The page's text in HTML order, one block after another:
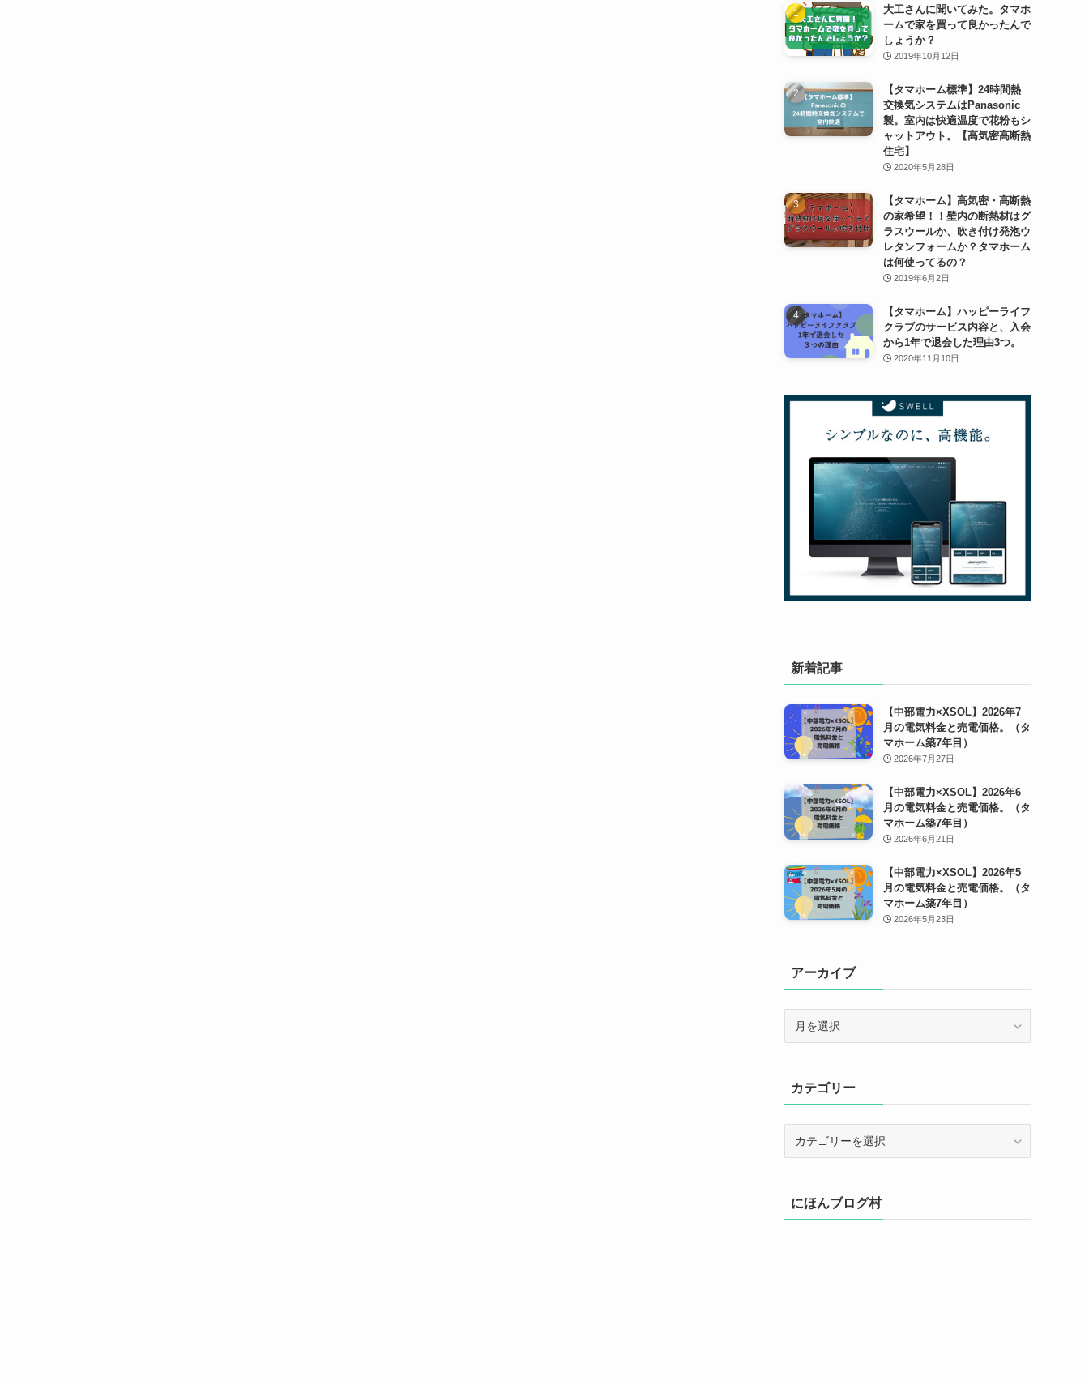
大工さんに聞いてみた。タマホ
ームで家を買って良かったんで
しょうか？
2019年10月12日
【タマホーム標準】24時間熱
交換気システムはPanasonic
製。室内は快適温度で花粉もシ
ャットアウト。【高気密高断熱
住宅】
2020年5月28日
【タマホーム】高気密・高断熱
の家希望！！壁内の断熱材はグ
ラスウールか、吹き付け発泡ウ
レタンフォームか？タマホーム
は何使ってるの？
2019年6月2日
【タマホーム】ハッピーライフ
クラブのサービス内容と、入会
から1年で退会した理由3つ。
2020年11月10日
新着記事
【中部電力×XSOL】2026年7
月の電気料金と売電価格。（タ
マホーム築7年目）
2026年7月27日
【中部電力×XSOL】2026年6
月の電気料金と売電価格。（タ
マホーム築7年目）
2026年6月21日
【中部電力×XSOL】2026年5
月の電気料金と売電価格。（タ
マホーム築7年目）
2026年5月23日
アーカイブ
ブカテゴリー
ーにほんブログ村